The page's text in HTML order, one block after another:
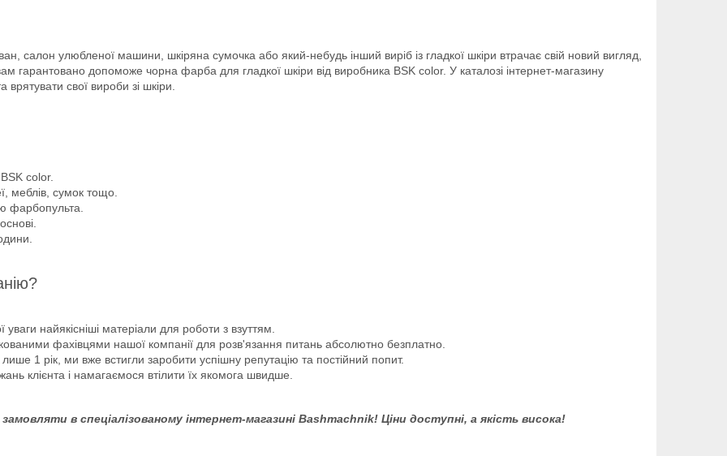
салон улюбленої машини, шкіряна сумочка або який-небудь інший виріб із гладкої шкіри втрачає свій новий вигляд,
гарантовано допоможе чорна фарба для гладкої шкіри від виробника BSK color. У каталозі інтернет-магазину
свої вироби зі шкіри.
color.
меблів, сумок тощо.
фарбопульта.
найякісніші матеріали для роботи з взуттям.
фахівцями нашої компанії для розв'язання питань абсолютно безплатно.
1 рік, ми вже встигли заробити успішну репутацію та постійний попит.
клієнта і намагаємося втілити їх якомога швидше.
в спеціалізованому інтернет-магазині Bashmachnik! Ціни доступні, а якість висока!